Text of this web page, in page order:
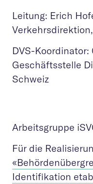
Leitung: Erich
DVS-Koordinator:
Geschäftsstelle
Schweiz
Arbeitsgruppe
Für die
Identifikation